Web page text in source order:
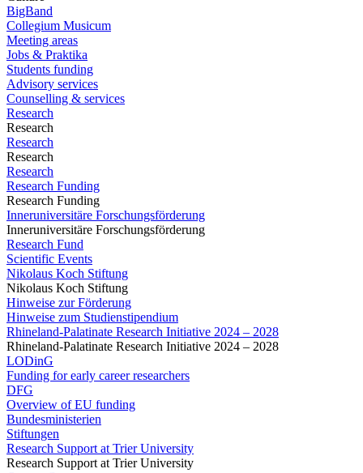
BigBand
Collegium Musicum
Meeting areas
Jobs & Praktika
Students funding
Advisory services
Counselling & services
Research
Research
Research
Research
Research
Research Funding
Research Funding
Inneruniversitäre Forschungsförderung
Inneruniversitäre Forschungsförderung
Research Fund
Scientific Events
Nikolaus Koch Stiftung
Nikolaus Koch Stiftung
Hinweise zur Förderung
Hinweise zum Studienstipendium
Rhineland-Palatinate Research Initiative 2024 – 2028
Rhineland-Palatinate Research Initiative 2024 – 2028
LODinG
Funding for early career researchers
DFG
Overview of EU funding
Bundesministerien
Stiftungen
Research Support at Trier University
Research Support at Trier University